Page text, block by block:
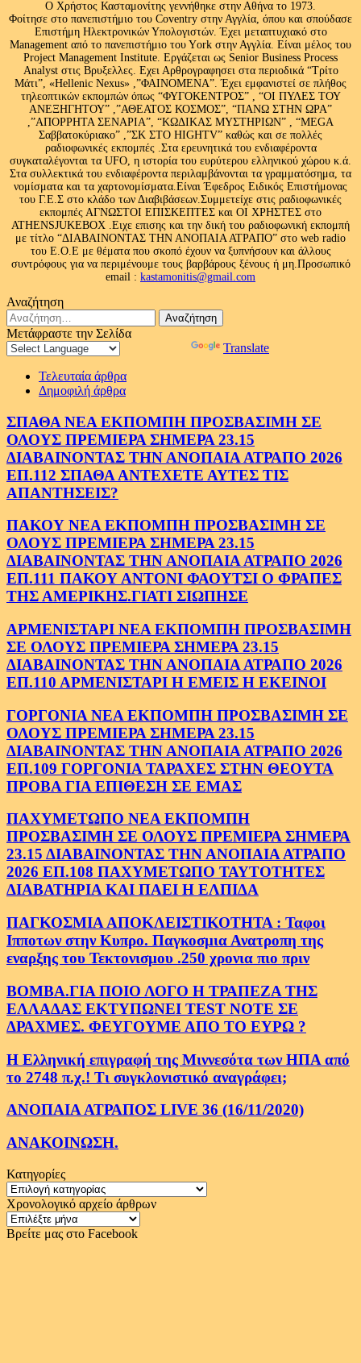
Ο Χρήστος Κασταμονίτης γεννήθηκε στην Αθήνα το 1973.
Φοίτησε στο πανεπιστήμιο του Coventry στην Αγγλία, όπου και σπούδασε
Επιστήμη Ηλεκτρονικών Υπολογιστών. Έχει μεταπτυχιακό στο
Management από το πανεπιστήμιο του Υork στην Αγγλία. Είναι μέλος του
Project Management Institute. Εργάζεται ως Senior Business Process
Analyst στις Βρυξελλες. Εχει Αρθρογραφησει στα περιοδικά “Τρίτο
Μάτι”, «Hellenic Nexus» ,”ΦΑΙΝΟΜΕΝΑ”. Έχει εμφανιστεί σε πλήθος
τηλεοπτικών εκπομπών όπως “ΦΥΓΟΚΕΝΤΡΟΣ” , “ΟΙ ΠΥΛΕΣ ΤΟΥ
ΑΝΕΞΗΓΗΤΟΥ” ,”ΑΘΕΑΤΟΣ ΚΟΣΜΟΣ”, “ΠΑΝΩ ΣΤΗΝ ΩΡΑ”
,”ΑΠΟΡΡΗΤΑ ΣΕΝΑΡΙΑ”, “ΚΩΔΙΚΑΣ ΜΥΣΤΗΡΙΩΝ” , “MEGA
Σαββατοκύριακο” ,”ΣΚ ΣΤΟ HIGHTV” καθώς και σε πολλές
ραδιοφωνικές εκπομπές .Στα ερευνητικά του ενδιαφέροντα
συγκαταλέγονται τα UFO, η ιστορία του ευρύτερου ελληνικού χώρου κ.ά.
Στα συλλεκτικά του ενδιαφέροντα περιλαμβάνονται τα γραμματόσημα, τα
νομίσματα και τα χαρτονομίσματα.Είναι Έφεδρος Ειδικός Επιστήμονας
του Γ.Ε.Σ στο κλάδο των Διαβιβάσεων.Συμμετείχε στις ραδιοφωνικές
εκπομπές ΑΓΝΩΣΤΟΙ ΕΠΙΣΚΕΠΤΕΣ και ΟΙ ΧΡΗΣΤΕΣ στο
ATHENSJUKEBOX .Ειχε επισης και την δική του ραδιοφωνική εκπομπή
με τίτλο “ΔΙΑΒΑΙΝΟΝΤΑΣ ΤΗΝ ΑΝΟΠΑΙΑ ΑΤΡΑΠΟ” στο web radio
του Ε.Ο.Ε με θέματα που σκοπό έχουν να ξυπνήσουν και άλλους
συντρόφους για να περιμένουμε τους βαρβάρους ξένους ή μη.Προσωπικό
email : kastamonitis@gmail.com
Αναζήτηση
Αναζήτηση
για:
Μετάφραστε την Σελίδα
Translate
Τελευταία άρθρα
Δημοφιλή άρθρα
ΣΠΑΘΑ ΝΕΑ ΕΚΠΟΜΠΗ ΠΡΟΣΒΑΣΙΜΗ ΣΕ
ΟΛΟΥΣ ΠΡΕΜΙΕΡΑ ΣΗΜΕΡΑ 23.15
ΔΙΑΒΑΙΝΟΝΤΑΣ ΤΗΝ ΑΝΟΠΑΙΑ ΑΤΡΑΠΟ 2026
ΕΠ.112 ΣΠΑΘΑ ΑΝΤΕΧΕΤΕ ΑΥΤΕΣ ΤΙΣ
ΑΠΑΝΤΗΣΕΙΣ?
ΠΑΚΟΥ ΝΕΑ ΕΚΠΟΜΠΗ ΠΡΟΣΒΑΣΙΜΗ ΣΕ
ΟΛΟΥΣ ΠΡΕΜΙΕΡΑ ΣΗΜΕΡΑ 23.15
ΔΙΑΒΑΙΝΟΝΤΑΣ ΤΗΝ ΑΝΟΠΑΙΑ ΑΤΡΑΠΟ 2026
ΕΠ.111 ΠΑΚΟΥ ΑΝΤΟΝΙ ΦΑΟΥΤΣΙ Ο ΦΡΑΠΕΣ
ΤΗΣ ΑΜΕΡΙΚΗΣ.ΓΙΑΤΙ ΣΙΩΠΗΣΕ
ΑΡΜΕΝΙΣΤΑΡΙ ΝΕΑ ΕΚΠΟΜΠΗ ΠΡΟΣΒΑΣΙΜΗ
ΣΕ ΟΛΟΥΣ ΠΡΕΜΙΕΡΑ ΣΗΜΕΡΑ 23.15
ΔΙΑΒΑΙΝΟΝΤΑΣ ΤΗΝ ΑΝΟΠΑΙΑ ΑΤΡΑΠΟ 2026
ΕΠ.110 ΑΡΜΕΝΙΣΤΑΡΙ Η ΕΜΕΙΣ Η ΕΚΕΙΝΟΙ
ΓΟΡΓΟΝΙΑ ΝΕΑ ΕΚΠΟΜΠΗ ΠΡΟΣΒΑΣΙΜΗ ΣΕ
ΟΛΟΥΣ ΠΡΕΜΙΕΡΑ ΣΗΜΕΡΑ 23.15
ΔΙΑΒΑΙΝΟΝΤΑΣ ΤΗΝ ΑΝΟΠΑΙΑ ΑΤΡΑΠΟ 2026
ΕΠ.109 ΓΟΡΓΟΝΙΑ ΤΑΡΑΧΕΣ ΣΤΗΝ ΘΕΟΥΤΑ
ΠΡΟΒΑ ΓΙΑ ΕΠΙΘΕΣΗ ΣΕ ΕΜΑΣ
ΠΑΧΥΜΕΤΩΠΟ ΝΕΑ ΕΚΠΟΜΠΗ
ΠΡΟΣΒΑΣΙΜΗ ΣΕ ΟΛΟΥΣ ΠΡΕΜΙΕΡΑ ΣΗΜΕΡΑ
23.15 ΔΙΑΒΑΙΝΟΝΤΑΣ ΤΗΝ ΑΝΟΠΑΙΑ ΑΤΡΑΠΟ
2026 ΕΠ.108 ΠΑΧΥΜΕΤΩΠΟ ΤΑΥΤΟΤΗΤΕΣ
ΔΙΑΒΑΤΗΡΙΑ ΚΑΙ ΠΑΕΙ Η ΕΛΠΙΔΑ
ΠΑΓΚΟΣΜΙΑ ΑΠΟΚΛΕΙΣΤΙΚΟΤΗΤΑ : Ταφοι
Ιπποτων στην Κυπρο. Παγκοσμια Ανατροπη της
εναρξης του Τεκτονισμου .250 χρονια πιο πριν
ΒΟΜΒΑ.ΓΙΑ ΠΟΙΟ ΛΟΓΟ Η ΤΡΑΠΕΖΑ ΤΗΣ
ΕΛΛΑΔΑΣ ΕΚΤΥΠΩΝΕΙ TEST NOTE ΣΕ
ΔΡΑΧΜΕΣ. ΦΕΥΓΟΥΜΕ ΑΠΟ ΤΟ ΕΥΡΩ ?
Η Ελληνική επιγραφή της Μιννεσότα των ΗΠΑ από
το 2748 π.χ.! Τι συγκλονιστικό αναγράφει;
ΑΝΟΠΑΙΑ ΑΤΡΑΠΟΣ LIVE 36 (16/11/2020)
ΑΝΑΚΟΙΝΩΣΗ.
Κατηγορίες
Κατηγορίες
Χρονολογικό αρχείο άρθρων
Χρονολογικό
αρχείο
Βρείτε μας στο Facebook